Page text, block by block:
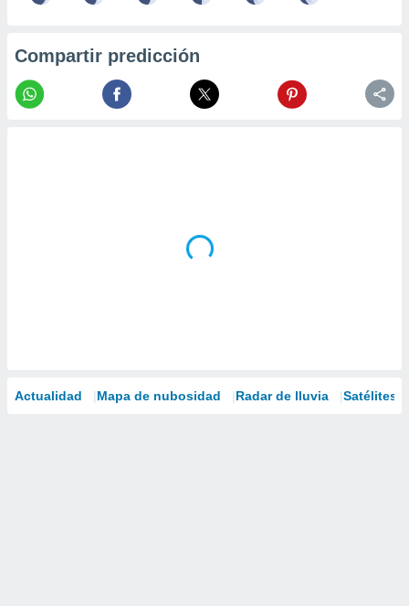
Compartir predicción
Actualidad Mapa de nubosidad Radar de lluvia Satélites